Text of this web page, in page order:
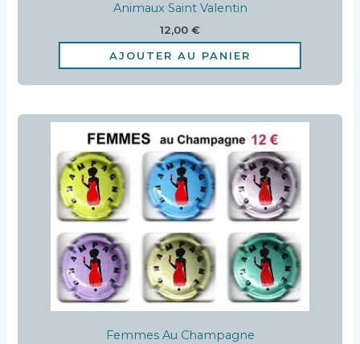
Animaux Saint Valentin
12,00 €
AJOUTER AU PANIER
Femmes Au Champagne